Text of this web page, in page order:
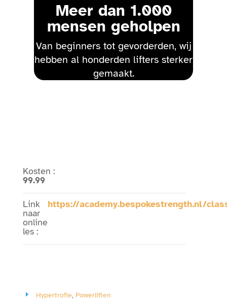
Meer dan 1.000
mensen geholpen
Van beginners tot gevorderden, wij
hebben al honderden lifters sterker
gemaakt.
Kosten :
99.99
Link
naar
online
les:
https://academy.bespokestrength.nl/
Hypertrofie, Powerliften